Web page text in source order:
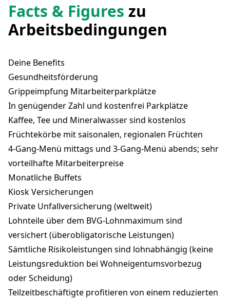
Facts & Figures zu
Arbeitsbedingungen
Deine Benefits
Gesundheitsförderung
Grippeimpfung Mitarbeiterparkplätze
In genügender Zahl und kostenfrei Parkplätze
Kaffee, Tee und Mineralwasser sind kostenlos
Früchtekörbe mit saisonalen, regionalen Früchten
4-Gang-Menü mittags und 3-Gang-Menü abends; sehr
vorteilhafte Mitarbeiterpreise
Monatliche Buffets
Kiosk Versicherungen
Private Unfallversicherung (weltweit)
Lohnteile über dem BVG-Lohnmaximum sind
versichert (überobligatorische Leistungen)
Sämtliche Risikoleistungen sind lohnabhängig (keine
Leistungsreduktion bei Wohneigentumsvorbezug
oder Scheidung)
Teilzeitbeschäftigte profitieren von einem reduzierten